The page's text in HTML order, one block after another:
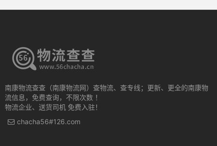
南康物流查查（南康物流网）查物流、查专线；更新、更全的南康物
流信息，免费查询，不限次数 ！
物流企业、送货司机 免费入驻！
chacha56#126.com